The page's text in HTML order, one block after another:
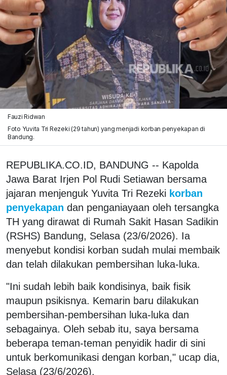
Fauzi Ridwan
Foto Yuvita Tri Rezeki (29 tahun) yang menjadi korban penyekapan di
Bandung.
REPUBLIKA.CO.ID, BANDUNG -- Kapolda
Jawa Barat Irjen Pol Rudi Setiawan bersama
jajaran menjenguk Yuvita Tri Rezeki korban
penyekapan dan penganiayaan oleh tersangka
TH yang dirawat di Rumah Sakit Hasan Sadikin
(RSHS) Bandung, Selasa (23/6/2026). Ia
menyebut kondisi korban sudah mulai membaik
dan telah dilakukan pembersihan luka-luka.
"Ini sudah lebih baik kondisinya, baik fisik
maupun psikisnya. Kemarin baru dilakukan
pembersihan-pembersihan luka-luka dan
sebagainya. Oleh sebab itu, saya bersama
beberapa teman-teman penyidik hadir di sini
untuk berkomunikasi dengan korban," ucap dia,
Selasa (23/6/2026).